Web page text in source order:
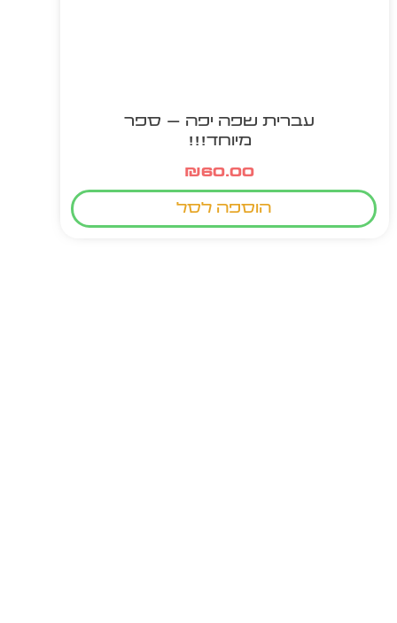
עברית שפה יפה – ספר
מיוחד!!!
₪60.00
הוספה לסל